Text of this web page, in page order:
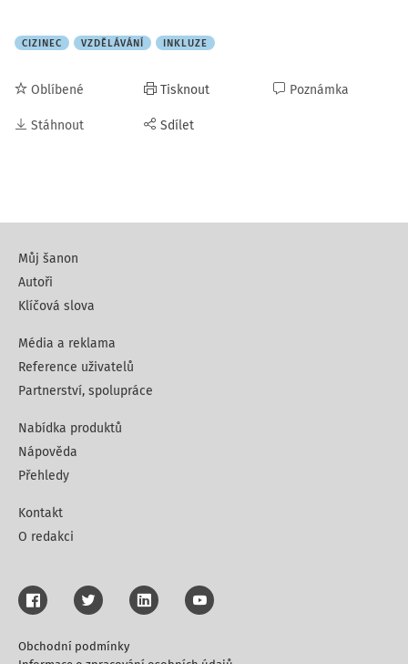
CIZINEC VZDĚLÁVÁNÍ INKLUZE
Oblíbené
Stáhnout
Tisknout
Sdílet
Poznámka
Můj šanon
Autoři
Klíčová slova
Média a reklama
Reference uživatelů
Partnerství, spolupráce
Nabídka produktů
Nápověda
Přehledy
Kontakt
O redakci
Obchodní podmínky